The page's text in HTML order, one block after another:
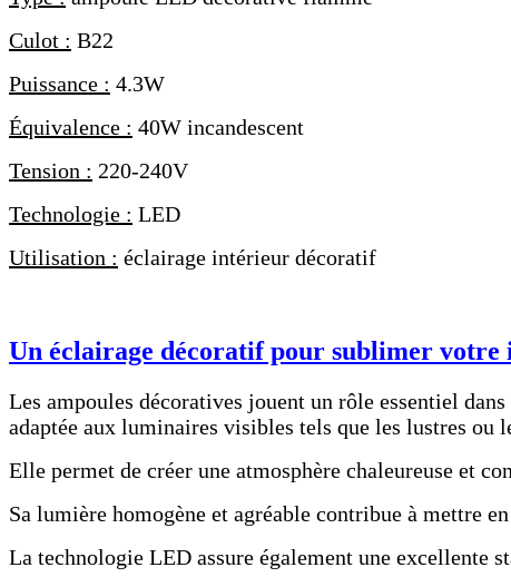
Culot : B22
Puissance : 4.3W
Équivalence : 40W incandescent
Tension : 220-240V
Technologie : LED
Utilisation : éclairage intérieur décoratif
Un éclairage décoratif pour sublimer
Les ampoules décoratives jouent un rôle essentiel
adaptée aux luminaires visibles tels que les lustres ou
Elle permet de créer une atmosphère chaleureuse et
Sa lumière homogène et agréable contribue à mettre
La technologie LED assure également une